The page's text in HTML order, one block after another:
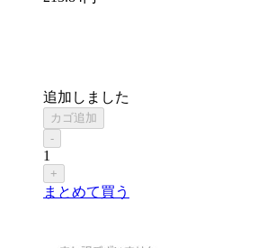
追加しました
カゴ追加
-
1
+
まとめて買う